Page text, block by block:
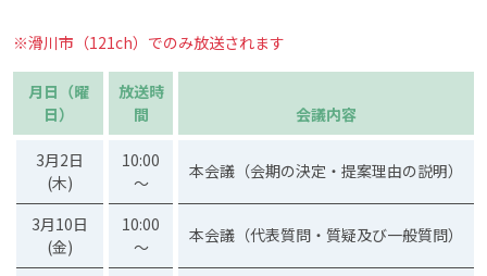
※滑川市（121ch）でのみ放送されます
月日（曜
日）
放送時
間
会議内容
3月2日
(木)
10:00
～
本会議（会期の決定・提案理由の説明）
3月10日
(金)
10:00
～
本会議（代表質問・質疑及び一般質問）